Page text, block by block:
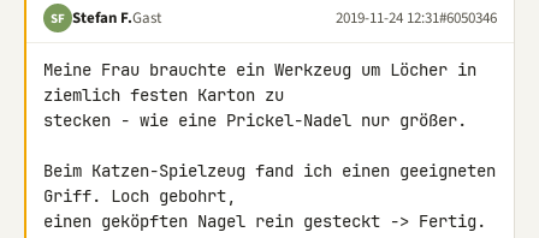
SF Stefan F.Gast 2019-11-24 12:31#6050346
Meine Frau brauchte ein Werkzeug um Löcher in
ziemlich festen Karton zu
stecken - wie eine Prickel-Nadel nur größer.
Beim Katzen-Spielzeug fand ich einen geeigneten
Griff. Loch gebohrt,
einen geköpften Nagel rein gesteckt -> Fertig.